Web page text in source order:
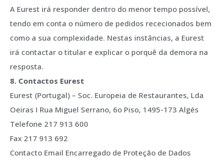
A Eurest irá responder dentro do menor tempo possível,
tendo em conta o número de pedidos rececionados bem
como a sua complexidade. Nestas instâncias, a Eurest
irá contactar o titular e explicar o porquê da demora na
resposta.
8. Contactos Eurest
Eurest (Portugal) – Soc. Europeia de Restaurantes, Lda
Oeiras I Rua Miguel Serrano, 6o Piso, 1495-173 Algés
Telefone 217 913 600
Fax 217 913 692
Contacto Email Encarregado de Proteção de Dados